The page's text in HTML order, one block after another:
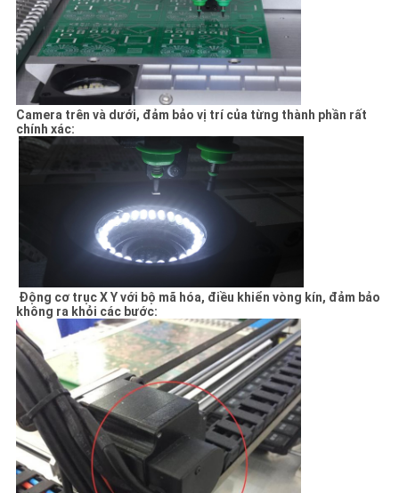
Camera trên và dưới, đảm bảo vị trí của từng thành phần rất
chính xác:
Động cơ trục X Y với bộ mã hóa, điều khiển vòng kín, đảm bảo
không ra khỏi các bước: